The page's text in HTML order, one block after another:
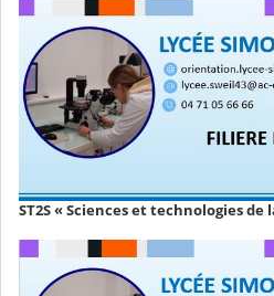
ST2S « Sciences et technologies